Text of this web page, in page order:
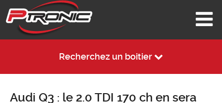
Recherchez un boitier
Audi Q3 : le 2.0 TDI 170 ch en sera